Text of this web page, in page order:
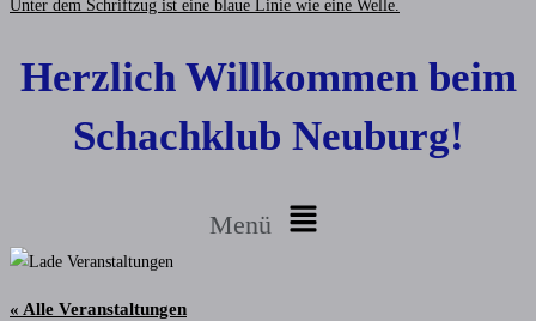
Herzlich Willkommen beim
Schachklub Neuburg!
Menü
« Alle Veranstaltungen